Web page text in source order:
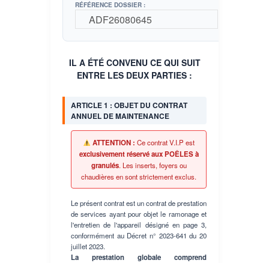
RÉFÉRENCE DOSSIER :
IL A ÉTÉ CONVENU CE QUI SUIT
ENTRE LES DEUX PARTIES :
ARTICLE 1 : OBJET DU CONTRAT
ANNUEL DE MAINTENANCE
ATTENTION : Ce contrat V.I.P est
exclusivement réservé aux POÊLES à
granulés. Les inserts, foyers ou
chaudières en sont strictement exclus.
Le présent contrat est un contrat de prestation
de services ayant pour objet le ramonage et
l'entretien de l'appareil désigné en page 3,
conformément au Décret n° 2023-641 du 20
juillet 2023.
La prestation globale comprend